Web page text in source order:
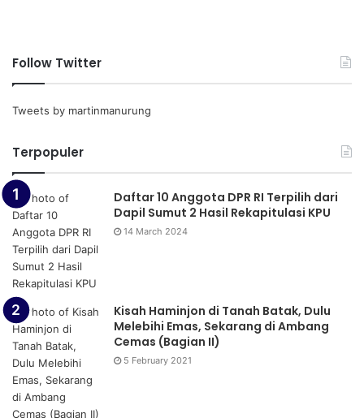
Follow Twitter
Tweets by martinmanurung
Terpopuler
Daftar 10 Anggota DPR RI Terpilih dari
Dapil Sumut 2 Hasil Rekapitulasi KPU
14 March 2024
Kisah Haminjon di Tanah Batak, Dulu
Melebihi Emas, Sekarang di Ambang
Cemas (Bagian II)
5 February 2021